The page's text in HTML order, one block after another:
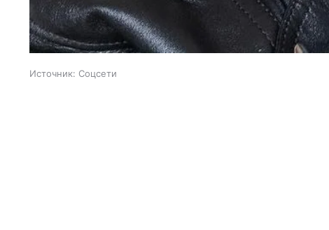
Источник: Соцсети